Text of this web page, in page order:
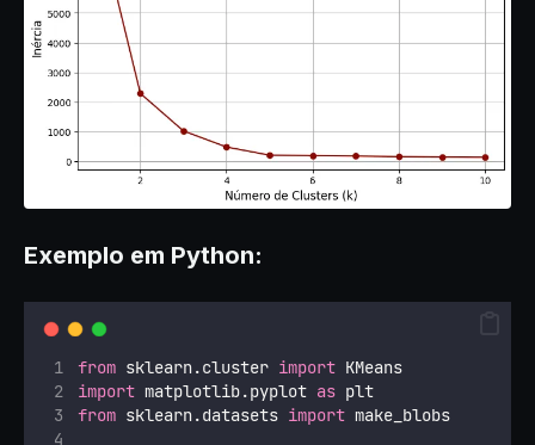
Exemplo em Python:
from sklearn.cluster import KMeans
import matplotlib.pyplot as plt
from sklearn.datasets import make_blobs